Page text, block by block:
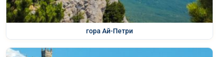
гора Ай-Петри